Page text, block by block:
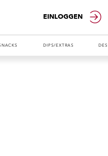
EINLOGGEN
DIPS/EXTRAS